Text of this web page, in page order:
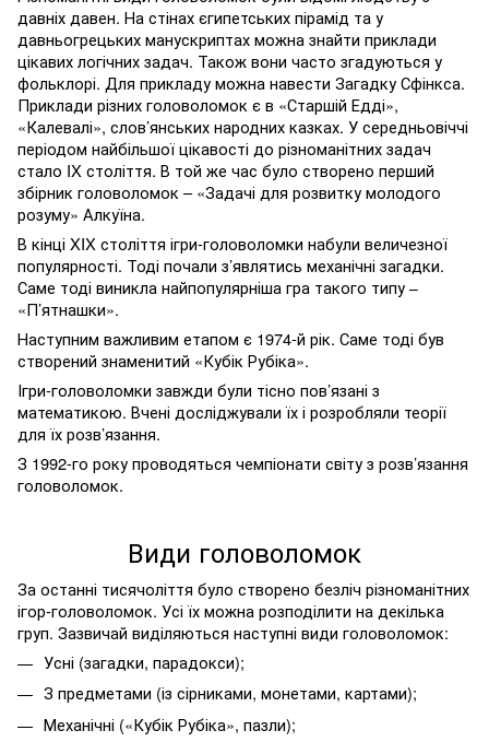
давніх давен. На стінах єгипетських пірамід та у
давньогрецьких манускриптах можна знайти приклади
цікавих логічних задач. Також вони часто згадуються у
фольклорі. Для прикладу можна навести Загадку Сфінкса.
Приклади різних головоломок є в «Старшій Едді»,
«Калевалі», слов’янських народних казках. У середньовіччі
періодом найбільшої цікавості до різноманітних задач
стало IX століття. В той же час було створено перший
збірник головоломок – «Задачі для розвитку молодого
розуму» Алкуїна.
В кінці XIX століття ігри-головоломки набули величезної
популярності. Тоді почали з’являтись механічні загадки.
Саме тоді виникла найпопулярніша гра такого типу –
«П’ятнашки».
Наступним важливим етапом є 1974-й рік. Саме тоді був
створений знаменитий «Кубік Рубіка».
Ігри-головоломки завжди були тісно пов’язані з
математикою. Вчені досліджували їх і розробляли теорії
для їх розв’язання.
З 1992-го року проводяться чемпіонати світу з розв’язання
головоломок.
Види головоломок
За останні тисячоліття було створено безліч різноманітних
ігор-головоломок. Усі їх можна розподілити на декілька
груп. Зазвичай виділяються наступні види головоломок:
Усні (загадки, парадокси);
З предметами (із сірниками, монетами, картами);
Механічні («Кубік Рубіка», пазли);